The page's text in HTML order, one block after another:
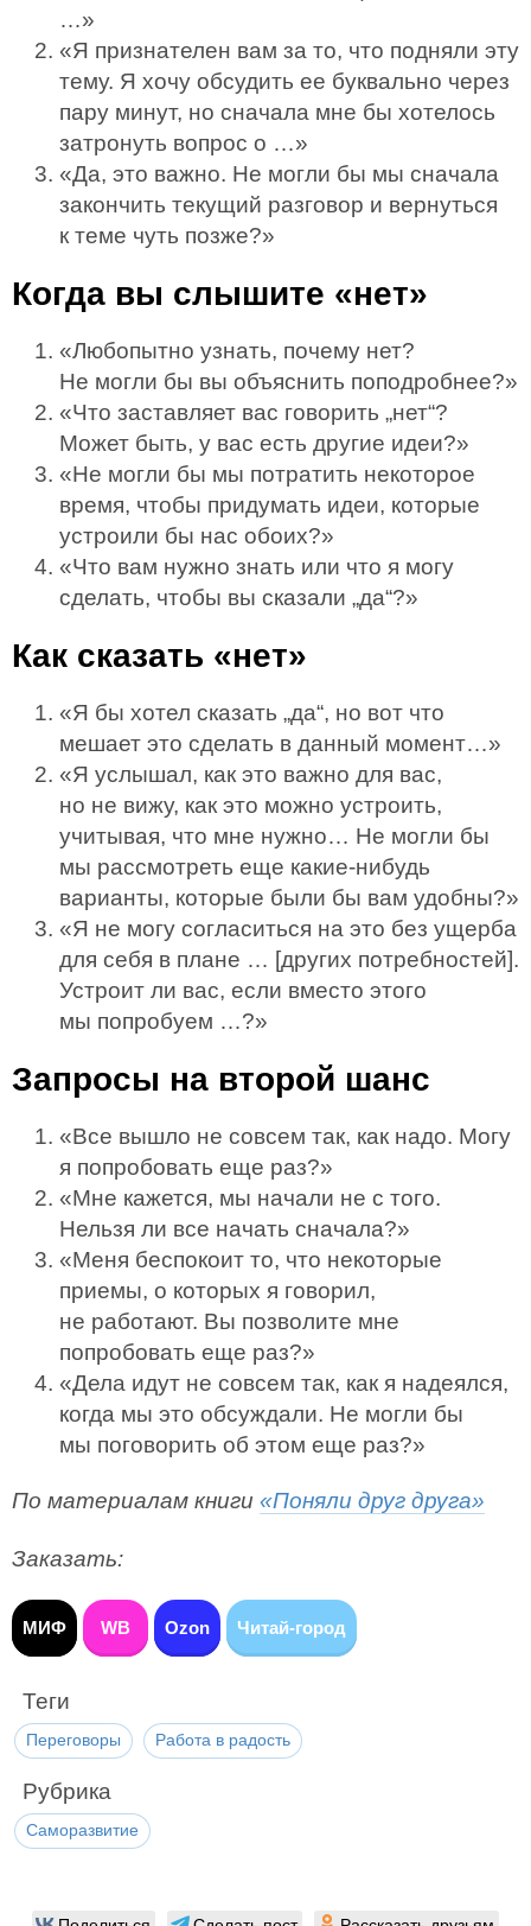
…»
«Я признателен вам за то, что подняли эту
тему. Я хочу обсудить ее буквально через
пару минут, но сначала мне бы хотелось
затронуть вопрос о …»
«Да, это важно. Не могли бы мы сначала
закончить текущий разговор и вернуться
к теме чуть позже?»
Когда вы слышите «нет»
«Любопытно узнать, почему нет?
Не могли бы вы объяснить поподробнее?»
«Что заставляет вас говорить „нет“?
Может быть, у вас есть другие идеи?»
«Не могли бы мы потратить некоторое
время, чтобы придумать идеи, которые
устроили бы нас обоих?»
«Что вам нужно знать или что я могу
сделать, чтобы вы сказали „да“?»
Как сказать «нет»
«Я бы хотел сказать „да“, но вот что
мешает это сделать в данный момент…»
«Я услышал, как это важно для вас,
но не вижу, как это можно устроить,
учитывая, что мне нужно… Не могли бы
мы рассмотреть еще какие-нибудь
варианты, которые были бы вам удобны?»
«Я не могу согласиться на это без ущерба
для себя в плане … [других потребностей].
Устроит ли вас, если вместо этого
мы попробуем …?»
Запросы на второй шанс
«Все вышло не совсем так, как надо. Могу
я попробовать еще раз?»
«Мне кажется, мы начали не с того.
Нельзя ли все начать сначала?»
«Меня беспокоит то, что некоторые
приемы, о которых я говорил,
не работают. Вы позволите мне
попробовать еще раз?»
«Дела идут не совсем так, как я надеялся,
когда мы это обсуждали. Не могли бы
мы поговорить об этом еще раз?»
По материалам книги «Поняли друг друга»
Заказать:
МИФ WB Ozon Читай-город
Теги
Переговоры Работа в радость
Рубрика
Саморазвитие